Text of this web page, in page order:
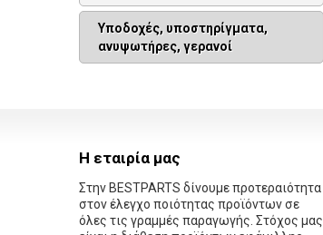
Υποδοχές, υποστηρίγματα,
ανυψωτήρες, γερανοί
Η εταιρία μας
Στην BESTPARTS δίνουμε προτεραιότητα
στον έλεγχο ποιότητας προϊόντων σε
όλες τις γραμμές παραγωγής. Στόχος μας